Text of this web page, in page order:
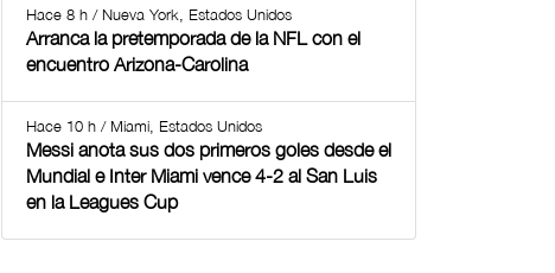
Hace 8 h / Nueva York, Estados Unidos
Arranca la pretemporada de la NFL con el
encuentro Arizona-Carolina
Hace 10 h / Miami, Estados Unidos
Messi anota sus dos primeros goles desde el
Mundial e Inter Miami vence 4-2 al San Luis
en la Leagues Cup